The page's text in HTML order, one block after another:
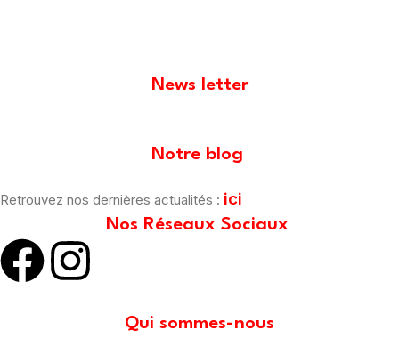
News letter
Notre blog
Retrouvez nos dernières actualités : ici
Nos Réseaux Sociaux
Qui sommes-nous